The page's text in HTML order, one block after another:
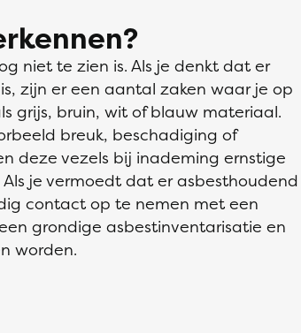
niet te zien is. Als je denkt dat er
zijn er een aantal zaken waar je op
grijs, bruin, wit of blauw materiaal.
breuk, beschadiging of
deze vezels bij inademing ernstige
je vermoedt dat er asbesthoudend
contact op te nemen met een
grondige asbestinventarisatie en
worden.